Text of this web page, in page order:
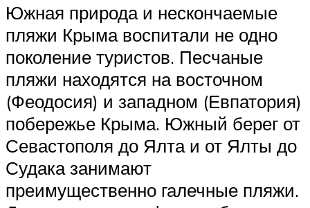
Южная природа и нескончаемые
пляжи Крыма воспитали не одно
поколение туристов. Песчаные
пляжи находятся на восточном
(Феодосия) и западном (Евпатория)
побережье Крыма. Южный берег от
Севастополя до Ялта и от Ялты до
Судака занимают
преимущественно галечные пляжи.